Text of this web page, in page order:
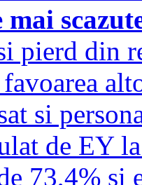
mai
pierd din
si
de EY
73,4% si